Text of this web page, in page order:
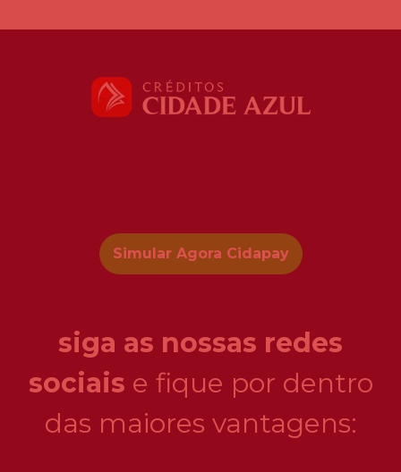
Simular Agora Cidapay
siga as nossas redes
sociais e fique por dentro
das maiores vantagens: